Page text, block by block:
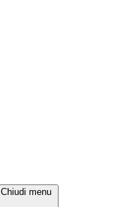
Chiudi menu